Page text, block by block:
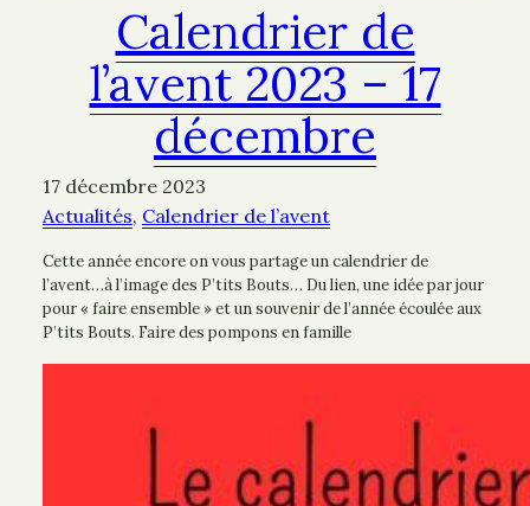
Calendrier de
l’avent 2023 – 17
décembre
17 décembre 2023
Actualités, Calendrier de l’avent
Cette année encore on vous partage un calendrier de
l’avent…à l’image des P’tits Bouts… Du lien, une idée par jour
pour « faire ensemble » et un souvenir de l’année écoulée aux
P’tits Bouts. Faire des pompons en famille